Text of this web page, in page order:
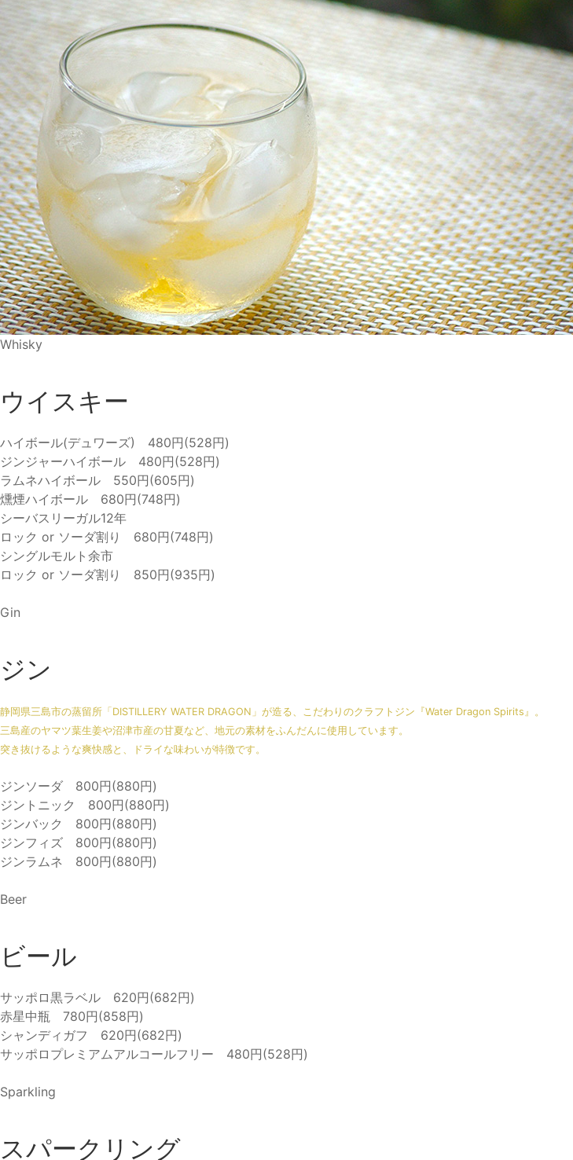
Whisky
ウイスキー
ハイボール(デュワーズ) 480円(528円)
ジンジャーハイボール 480円(528円)
ラムネハイボール 550円(605円)
燻煙ハイボール 680円(748円)
シーバスリーガル12年
ロック or ソーダ割り
680円(748円)
シングルモルト余市
ロック or ソーダ割り
850円(935円)
Gin
ジン
静岡県三島市の蒸留所「DISTILLERY WATER DRAGON」が造る、こだわりのクラフトジン『Water Dragon Spirits』。
三島産のヤマツ葉生姜や沼津市産の甘夏など、地元の素材をふんだんに使用しています。
突き抜けるような爽快感と、ドライな味わいが特徴です。
ジンソーダ 800円(880円)
ジントニック 800円(880円)
ジンバック 800円(880円)
ジンフィズ 800円(880円)
ジンラムネ 800円(880円)
Beer
ビール
サッポロ黒ラベル 620円(682円)
赤星中瓶 780円(858円)
シャンディガフ 620円(682円)
サッポロプレミアムアルコールフリー 480円(528円)
Sparkling
スパークリング